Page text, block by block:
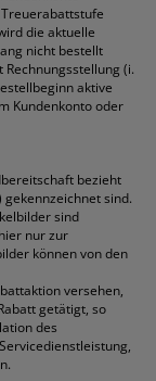
die aktuelle
nicht bestellt
(i.
aktive
Kundenkonto oder
bezieht
sind.
sind
nur zur
können von den
versehen,
getätigt, so
des